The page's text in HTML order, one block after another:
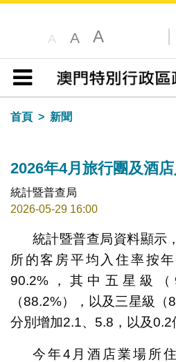
A A A
目錄
首頁
新聞
2026年4月旅行團及酒
統計暨普查局
2026-05-29 16:00
統計暨普查局資料顯示
所的客房平均入住率按
90.2%，其中五星級
（88.2%），以及三星級
分別增加2.1、5.8，以及0.2
今年4月酒店業場所